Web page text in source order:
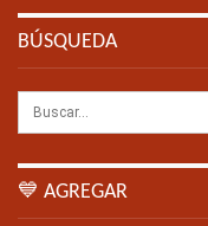
BÚSQUEDA
💙 AGREGAR